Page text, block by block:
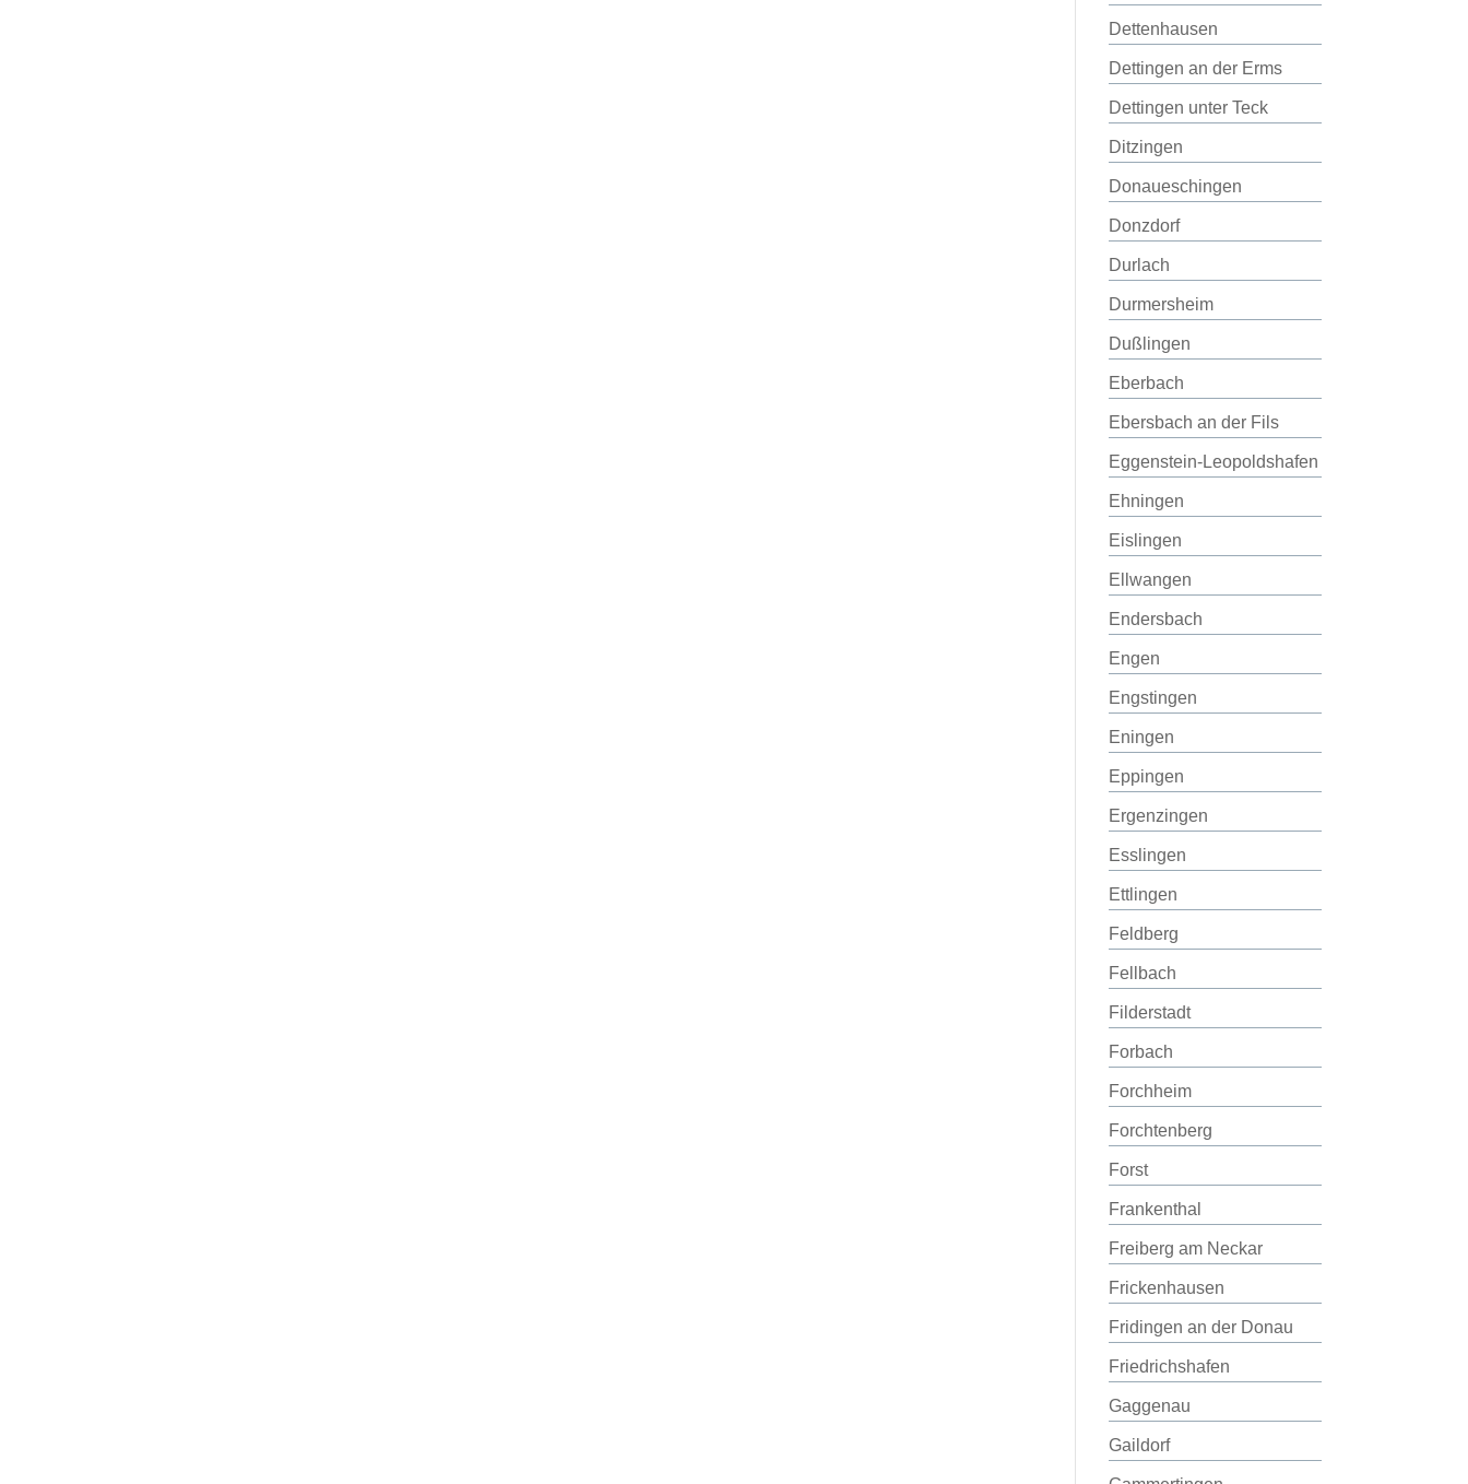
Dettenhausen
Dettingen an der Erms
Dettingen unter Teck
Ditzingen
Donaueschingen
Donzdorf
Durlach
Durmersheim
Dußlingen
Eberbach
Ebersbach an der Fils
Eggenstein-Leopoldshafen
Ehningen
Eislingen
Ellwangen
Endersbach
Engen
Engstingen
Eningen
Eppingen
Ergenzingen
Esslingen
Ettlingen
Feldberg
Fellbach
Filderstadt
Forbach
Forchheim
Forchtenberg
Forst
Frankenthal
Freiberg am Neckar
Frickenhausen
Fridingen an der Donau
Friedrichshafen
Gaggenau
Gaildorf